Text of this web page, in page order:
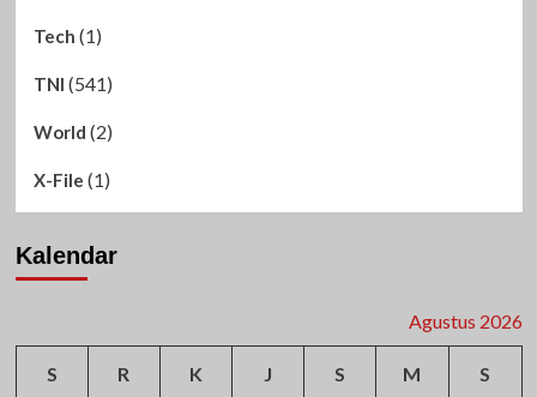
Tech (1)
TNI (541)
World (2)
X-File (1)
Kalendar
Agustus 2026
S R K J S M S